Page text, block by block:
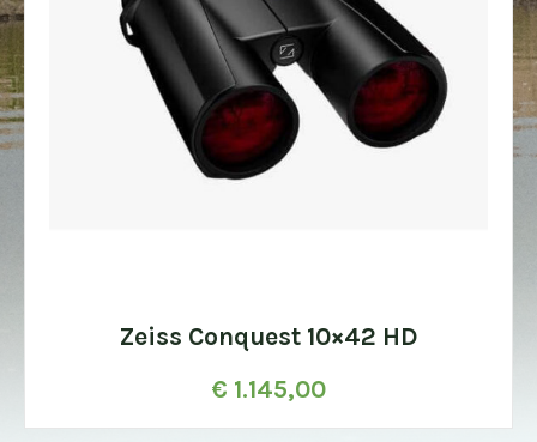
Zeiss Conquest 10×42 HD
€ 1.145,00